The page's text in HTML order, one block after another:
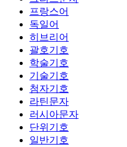
프랑스어
독일어
히브리어
괄호기호
학술기호
기술기호
첨자기호
라틴문자
러시아문자
단위기호
일반기호